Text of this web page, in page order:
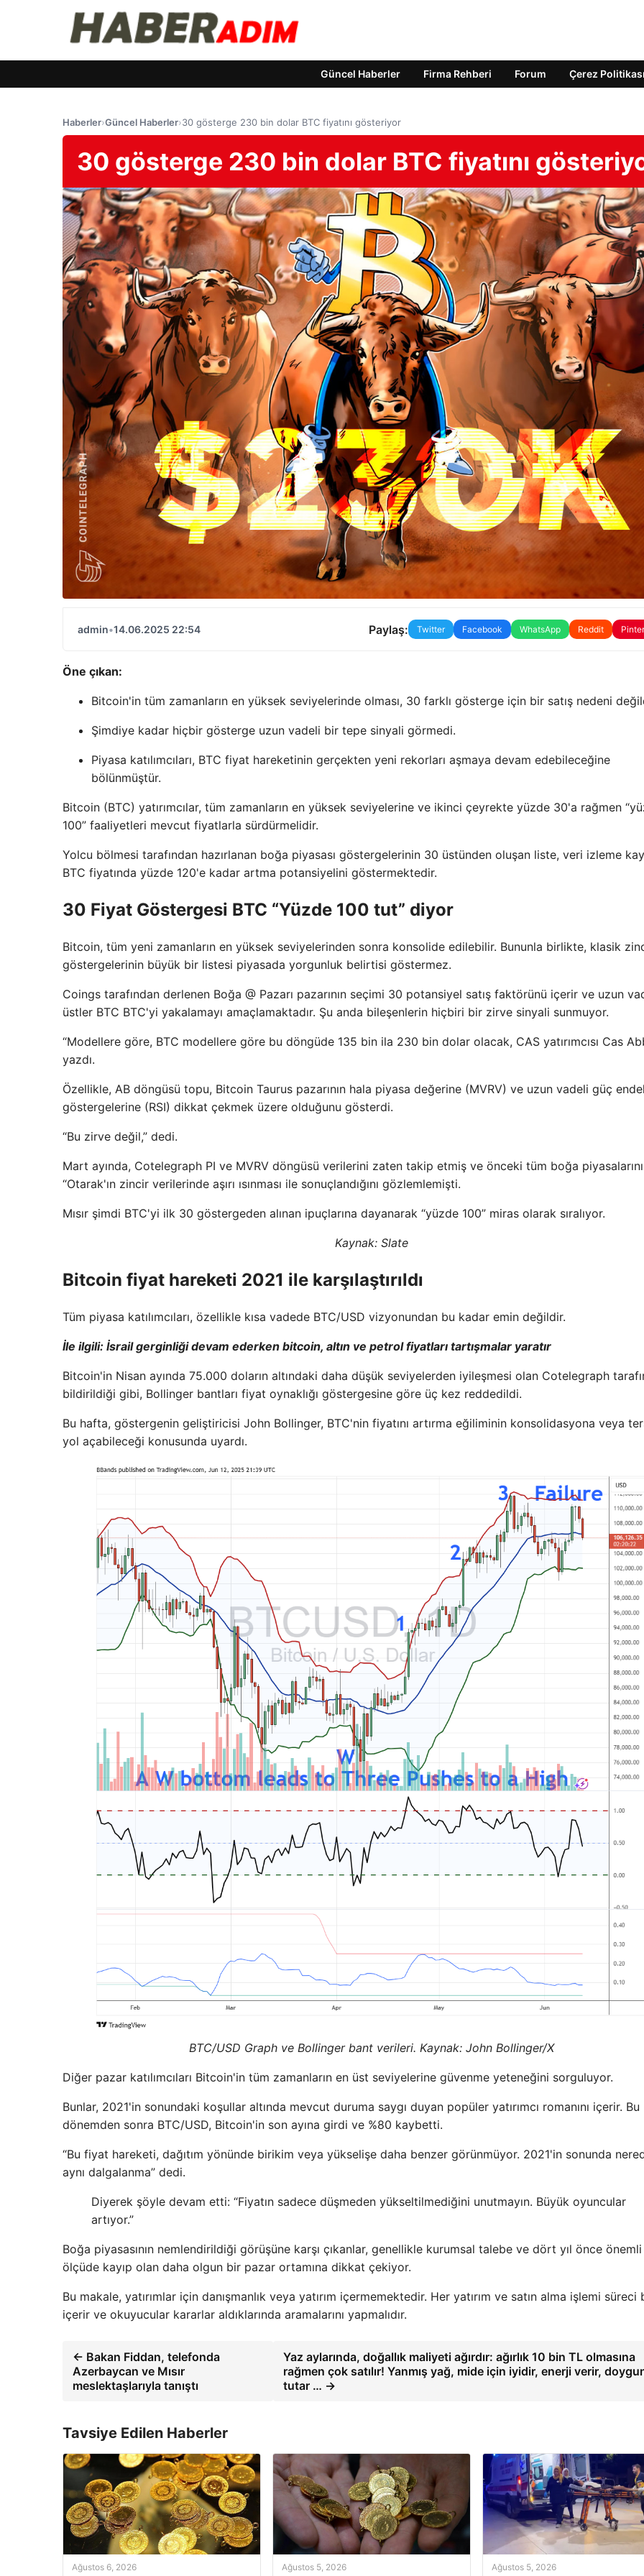
Güncel Haberler Firma Rehberi Forum Çerez Politikası
Haberler›Güncel Haberler›30 gösterge 230 bin dolar BTC fiyatını gösteriyor
30 gösterge 230 bin dolar BTC fiyatını
admin•14.06.2025 22:54 Paylaş: Twitter Facebook WhatsApp Reddit
Öne çıkan:
Bitcoin'in tüm zamanların en yüksek seviyelerinde olması, 30 farklı gösterge için bir satış nedeni
Şimdiye kadar hiçbir gösterge uzun vadeli bir tepe sinyali görmedi.
Piyasa katılımcıları, BTC fiyat hareketinin gerçekten yeni rekorları aşmaya devam edebileceğine
bölünmüştür.
Bitcoin (BTC) yatırımcılar, tüm zamanların en yüksek seviyelerine ve ikinci çeyrekte yüzde 30'a rağmen
100” faaliyetleri mevcut fiyatlarla sürdürmelidir.
Yolcu bölmesi tarafından hazırlanan boğa piyasası göstergelerinin 30 üstünden oluşan liste, veri izleme
BTC fiyatında yüzde 120'e kadar artma potansiyelini göstermektedir.
30 Fiyat Göstergesi BTC “Yüzde 100 tut” diyor
Bitcoin, tüm yeni zamanların en yüksek seviyelerinden sonra konsolide edilebilir. Bununla birlikte, klasik
göstergelerinin büyük bir listesi piyasada yorgunluk belirtisi göstermez.
Coings tarafından derlenen Boğa @ Pazarı pazarının seçimi 30 potansiyel satış faktörünü içerir ve uzun
üstler BTC BTC'yi yakalamayı amaçlamaktadır. Şu anda bileşenlerin hiçbiri bir zirve sinyali sunmuyor.
“Modellere göre, BTC modellere göre bu döngüde 135 bin ila 230 bin dolar olacak, CAS yatırımcısı Cas
yazdı.
Özellikle, AB döngüsü topu, Bitcoin Taurus pazarının hala piyasa değerine (MVRV) ve uzun vadeli güç
göstergelerine (RSI) dikkat çekmek üzere olduğunu gösterdi.
“Bu zirve değil,” dedi.
Mart ayında, Cotelegraph PI ve MVRV döngüsü verilerini zaten takip etmiş ve önceki tüm boğa
“Otarak'ın zincir verilerinde aşırı ısınması ile sonuçlandığını gözlemlemişti.
Mısır şimdi BTC'yi ilk 30 göstergeden alınan ipuçlarına dayanarak “yüzde 100” miras olarak sıralıyor.
Kaynak: Slate
Bitcoin fiyat hareketi 2021 ile karşılaştırıldı
Tüm piyasa katılımcıları, özellikle kısa vadede BTC/USD vizyonundan bu kadar emin değildir.
İle ilgili: İsrail gerginliği devam ederken bitcoin, altın ve petrol fiyatları tartışmalar yaratır
Bitcoin'in Nisan ayında 75.000 doların altındaki daha düşük seviyelerden iyileşmesi olan Cotelegraph
bildirildiği gibi, Bollinger bantları fiyat oynaklığı göstergesine göre üç kez reddedildi.
Bu hafta, göstergenin geliştiricisi John Bollinger, BTC'nin fiyatını artırma eğiliminin konsolidasyona veya
yol açabileceği konusunda uyardı.
BTC/USD Graph ve Bollinger bant verileri. Kaynak: John Bollinger/X
Diğer pazar katılımcıları Bitcoin'in tüm zamanların en üst seviyelerine güvenme yeteneğini sorguluyor.
Bunlar, 2021'in sonundaki koşullar altında mevcut duruma saygı duyan popüler yatırımcı romanını içerir. Bu
dönemden sonra BTC/USD, Bitcoin'in son ayına girdi ve %80 kaybetti.
“Bu fiyat hareketi, dağıtım yönünde birikim veya yükselişe daha benzer görünmüyor. 2021'in sonunda
aynı dalgalanma” dedi.
Diyerek şöyle devam etti: “Fiyatın sadece düşmeden yükseltilmediğini unutmayın. Büyük oyuncular
artıyor.”
Boğa piyasasının nemlendirildiği görüşüne karşı çıkanlar, genellikle kurumsal talebe ve dört yıl önce önemli
ölçüde kayıp olan daha olgun bir pazar ortamına dikkat çekiyor.
Bu makale, yatırımlar için danışmanlık veya yatırım içermemektedir. Her yatırım ve satın alma işlemi süreci
içerir ve okuyucular kararlar aldıklarında aramalarını yapmalıdır.
← Bakan Fiddan, telefonda
Azerbaycan ve Mısır
meslektaşlarıyla tanıştı
Yaz aylarında, doğallık maliyeti ağırdır: ağırlık 10 bin TL olmasına
rağmen çok satılır! Yanmış yağ, mide için iyidir, enerji verir,
tutar … →
Tavsiye Edilen Haberler
Ağustos 6, 2026 Ağustos 5, 2026 Ağustos 5, 2026